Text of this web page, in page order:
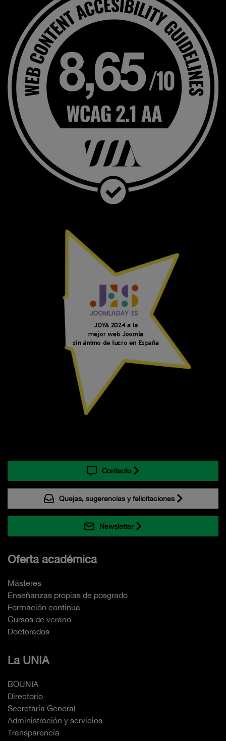
Contacto
Quejas, sugerencias y felicitaciones
Newsletter
Oferta académica
Másteres
Enseñanzas propias de posgrado
Formación continua
Cursos de verano
Doctorados
La UNIA
BOUNIA
Directorio
Secretaría General
Administración y servicios
Transparencia